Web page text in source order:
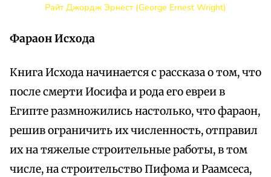
Райт Джордж Эрнест (George Ernest Wright)
Фараон Исхода
Книга Исхода начинается с рассказа о том, что
после смерти Иосифа и рода его евреи в
Египте размножились настолько, что фараон,
решив ограничить их численность, отправил
их на тяжелые строительные работы, в том
числе, на строительство Пифома и Раамсеса,